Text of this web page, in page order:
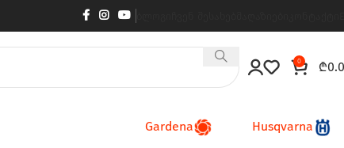
0 ₾
Gardena Husqvarna